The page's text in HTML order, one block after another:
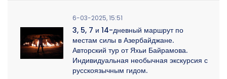
6-03-2025, 15:51
3, 5, 7 и 14-дневный маршрут по
местам силы в Азербайджане.
Авторский тур от Яхьи Байрамова.
Индивидуальная необычная экскурсия с
русскоязычным гидом.